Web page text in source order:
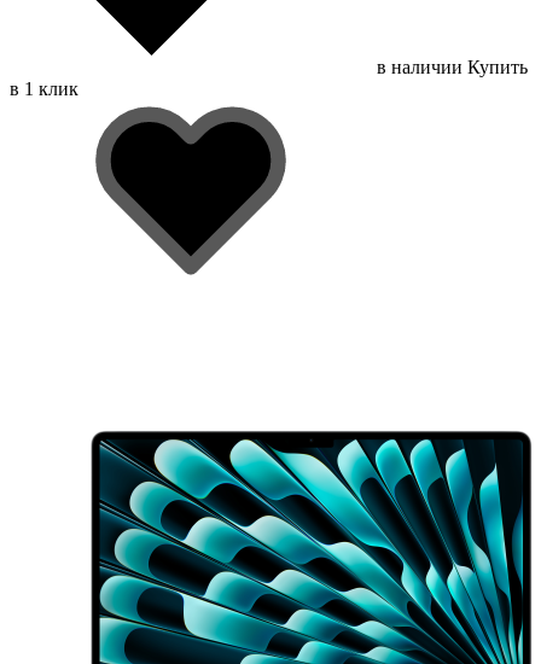
в наличии Купить
в 1 клик